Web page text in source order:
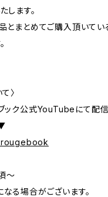
します。
とまとめてご購入頂いて
〉
ック公式YouTubeにて配信
〜
る場合がございます。